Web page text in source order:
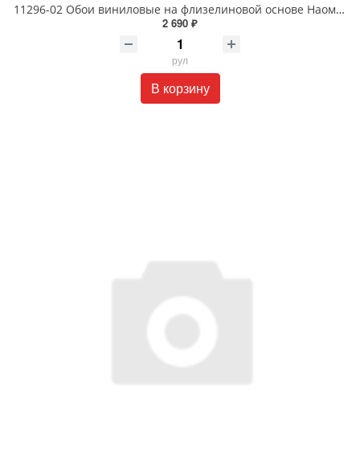
11296-02 Обои виниловые на флизелиновой основе Наоми- уни1.06 X 10м
2 690 ₽
рул
В корзину